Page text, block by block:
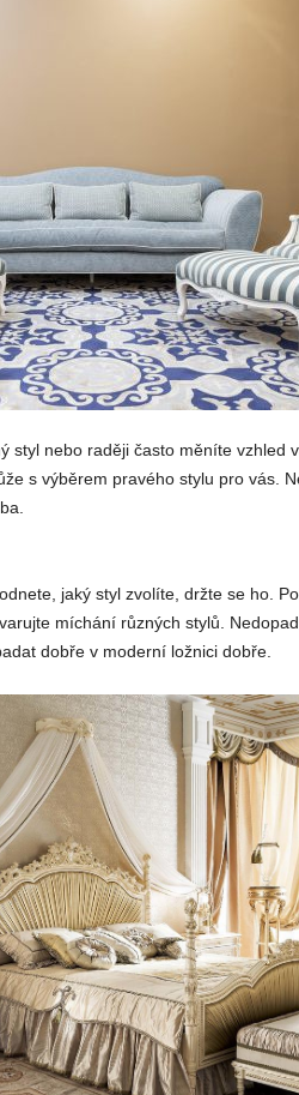
styl nebo raději často měníte vzhled
s výběrem pravého stylu pro vás.
jaký styl zvolíte, držte se ho.
míchání různých stylů.
dobře v moderní ložnici dobře.